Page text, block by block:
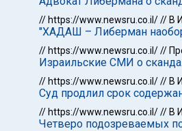
// https://www.newsru.co.il/// В
"ХАДАШ – Либерман
// https://www.newsru.co.il///
Израильские СМИ о
// https://www.newsru.co.il/// В
Суд продлил срок
// https://www.newsru.co.il/// В
Четверо подозреваемых